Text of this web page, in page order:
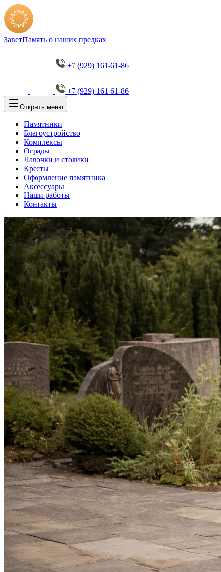
ЗаветПамять о наших предках
+7 (929) 161-61-86
+7 (929) 161-61-86
Открыть меню
Памятники
Благоустройство
Комплексы
Ограды
Лавочки и столики
Кресты
Оформление памятника
Аксессуары
Наши работы
Контакты